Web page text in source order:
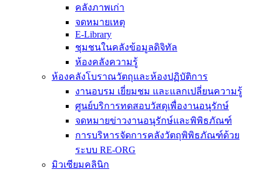
คลังภาพเก่า
จดหมายเหตุ
E-Library
ชุมชนในคลังข้อมูลดิจิทัล
ห้องคลังความรู้
ห้องคลังโบราณวัตถุและห้องปฏิบัติการ
งานอบรม เยี่ยมชม และแลกเปลี่ยนความรู้
ศูนย์บริการทดสอบวัสดุเพื่องานอนุรักษ์
จดหมายข่าวงานอนุรักษ์และพิพิธภัณฑ์
การบริหารจัดการคลังวัตถุพิพิธภัณฑ์ด้วย
ระบบ RE-ORG
มิวเซียมคลินิก